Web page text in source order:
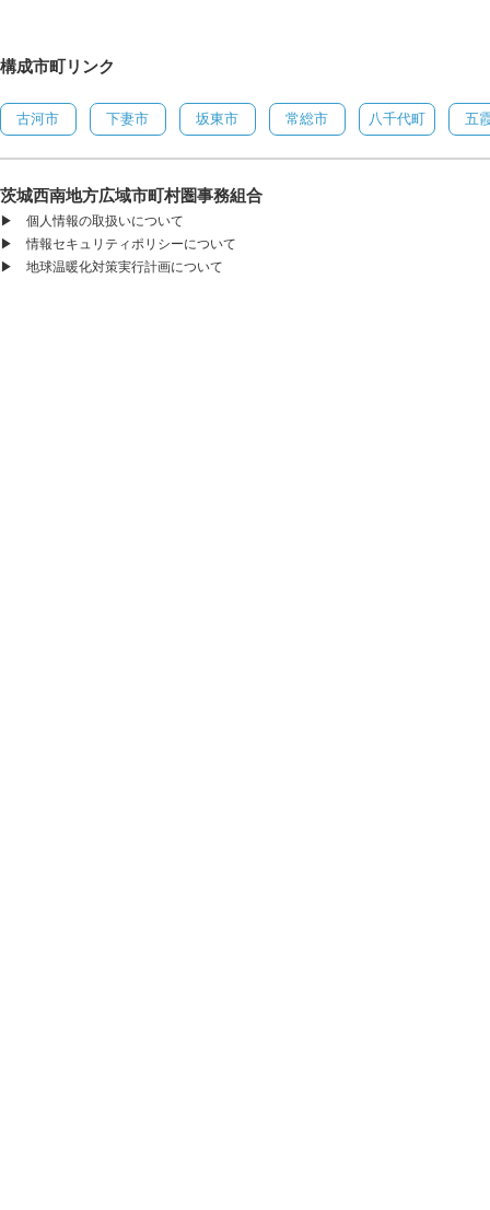
構成市町リンク
古河市 下妻市 坂東市 常総市 八千代町 五
茨城西南地方広域市町村圏事務組合
▶ 個人情報の取扱いについて
▶情報セキュリティポリシーについて
▶ 地球温暖化対策実行計画について